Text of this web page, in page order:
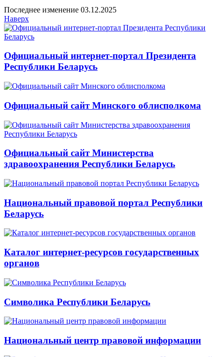
Последнее изменение 03.12.2025
Наверх
Официальный интернет-портал Президента
Республики Беларусь
Официальный сайт Минского облисполкома
Официальный сайт Министерства
здравоохранения Республики Беларусь
Национальный правовой портал Республики
Беларусь
Каталог интернет-ресурсов государственных
органов
Символика Республики Беларусь
Национальный центр правовой информации